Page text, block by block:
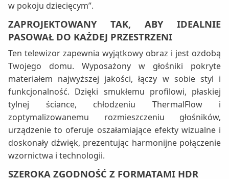
w pokoju dziecięcym”.
ZAPROJEKTOWANY TAK, ABY IDEALNIE
PASOWAŁ DO KAŻDEJ PRZESTRZENI
Ten telewizor zapewnia wyjątkowy obraz i jest ozdobą
Twojego domu. Wyposażony w głośniki pokryte
materiałem najwyższej jakości, łączy w sobie styl i
funkcjonalność. Dzięki smukłemu profilowi, płaskiej
tylnej ściance, chłodzeniu ThermalFlow i
zoptymalizowanemu rozmieszczeniu głośników,
urządzenie to oferuje oszałamiające efekty wizualne i
doskonały dźwięk, prezentując harmonijne połączenie
wzornictwa i technologii.
SZEROKA ZGODNOŚĆ Z FORMATAMI HDR